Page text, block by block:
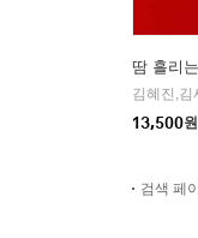
땀 흘리
13,500원
검색 페